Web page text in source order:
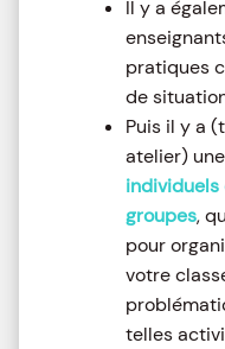
Il y a
pratiques
de
Puis il y a
atelier)
groupes,
pour
votre
telles